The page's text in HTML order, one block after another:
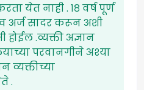
येत नाही . १८ वर्ष पूर्ण
अर्ज सादर करून अशी
होईल .व्यक्ती अज्ञान
परवानगीने अश्या
व्यक्तीच्या
.